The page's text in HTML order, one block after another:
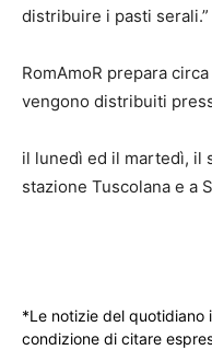
distribuire i pasti serali.”
RomAmoR prepara
vengono distribuiti
il lunedì ed il martedì, il
stazione Tuscolana e a
*Le notizie del quotidiano
condizione di citare